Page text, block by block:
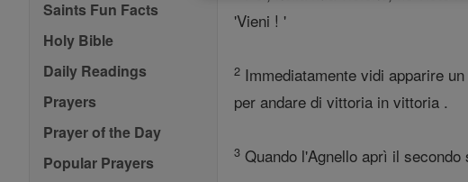
Saints Fun Facts
Holy Bible
Daily Readings
Prayers
Prayer of the Day
Popular Prayers
'Vieni ! '
2 Immediatamente vidi apparire
per andare di vittoria in vittoria .
3 Quando l'Agnello aprì il